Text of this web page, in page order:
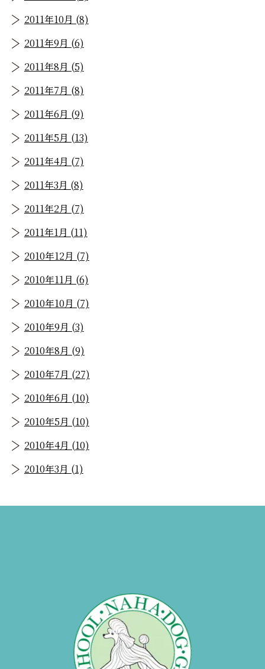
2011年10月 (8)
2011年9月 (6)
2011年8月 (5)
2011年7月 (8)
2011年6月 (9)
2011年5月 (13)
2011年4月 (7)
2011年3月 (8)
2011年2月 (7)
2011年1月 (11)
2010年12月 (7)
2010年11月 (6)
2010年10月 (7)
2010年9月 (3)
2010年8月 (9)
2010年7月 (27)
2010年6月 (10)
2010年5月 (10)
2010年4月 (10)
2010年3月 (1)